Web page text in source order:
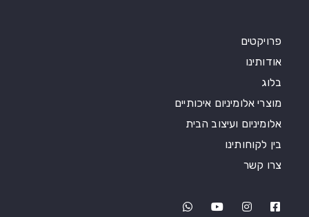
פרויקטים
אודותינו
בלוג
מוצרי אלומיניום איכותיים
אלומיניום ועיצוב הבית
בין לקוחותינו
צרו קשר